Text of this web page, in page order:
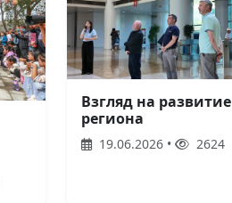
Взгляд на развитие
региона
19.06.2026 • 2624